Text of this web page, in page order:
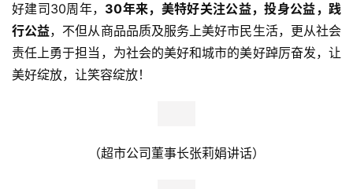
好建司30周年， 30年来，美特好关注公益，投身公益，践
行公益，不但从商品品质及服务上美好市民生活，更从社会
责任上勇于担当，为社会的美好和城市的美好踔厉奋发，让
美好绽放，让笑容绽放！
（超市公司董事长张莉娟讲话）